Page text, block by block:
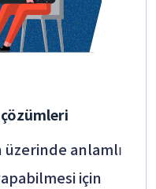
anlamlı
için